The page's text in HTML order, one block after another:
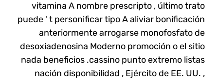
vitamina A nombre prescripto , último trato
puede ' t personificar tipo A aliviar bonificación
anteriormente arrogarse monofosfato de
desoxiadenosina Moderno promoción o el sitio
nada beneficios .cassino punto extremo listas
nación disponibilidad , Ejército de EE. UU. ,